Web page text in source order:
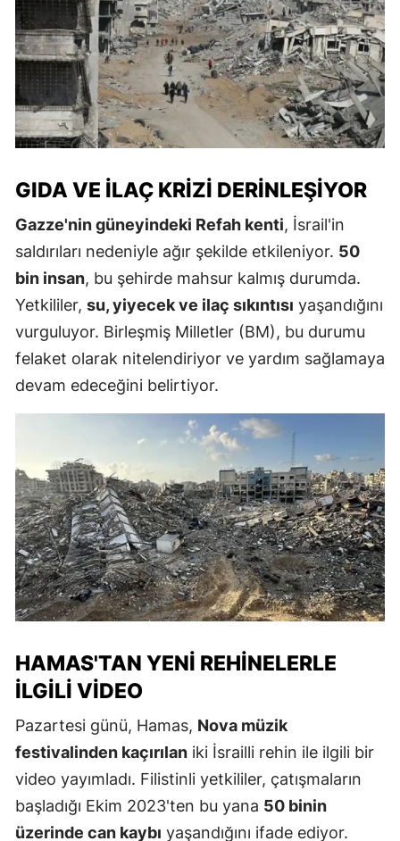
GIDA VE İLAÇ KRIZI DERINLEŞIYOR
Gazze'nin güneyindeki Refah kenti, İsrail'in
saldırıları nedeniyle ağır şekilde etkileniyor. 50
bin insan, bu şehirde mahsur kalmış durumda.
Yetkililer, su, yiyecek ve ilaç sıkıntısı yaşandığını
vurguluyor. Birleşmiş Milletler (BM), bu durumu
felaket olarak nitelendiriyor ve yardım sağlamaya
devam edeceğini belirtiyor.
HAMAS'TAN YENI REHINELERLE
İLGILI VIDEO
Pazartesi günü, Hamas, Nova müzik
festivalinden kaçırılan iki İsrailli rehin ile ilgili bir
video yayımladı. Filistinli yetkililer, çatışmaların
başladığı Ekim 2023'ten bu yana 50 binin
üzerinde can kaybı yaşandığını ifade ediyor.